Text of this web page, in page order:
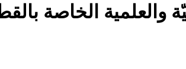
والعلمية الخاصة